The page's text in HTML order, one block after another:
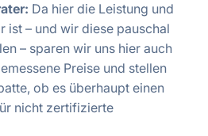
Da hier die Leistung und
ist – und wir diese pauschal
– sparen wir uns hier auch
Preise und stellen
ob es überhaupt einen
nicht zertifizierte